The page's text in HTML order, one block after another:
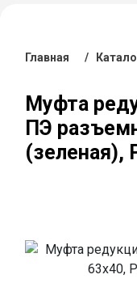
Главная /
Муфта
ПЭ
(зеленая),